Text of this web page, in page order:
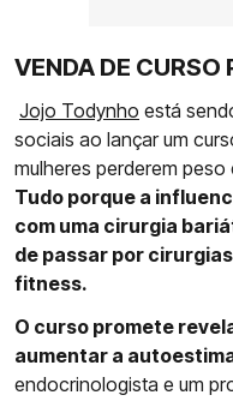
VENDA DE CURSO
Jojo Todynho está
sociais ao lançar um
mulheres perderem
Tudo porque a
com uma cirurgia
de passar por
fitness.
O curso promete
aumentar a
endocrinologista e um